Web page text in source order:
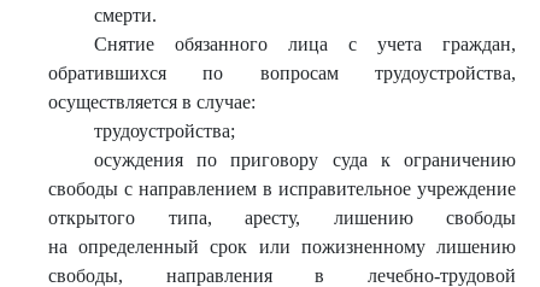
смерти.
Снятие обязанного лица с учета граждан,
обратившихся по вопросам трудоустройства,
осуществляется в случае:
трудоустройства;
осуждения по приговору суда к ограничению
свободы с направлением в исправительное учреждение
открытого типа, аресту, лишению свободы
на определенный срок или пожизненному лишению
свободы, направления в лечебно-трудовой